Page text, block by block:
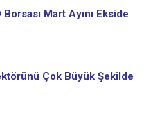
Mart Ayını Ekside
Çok Büyük Şekilde